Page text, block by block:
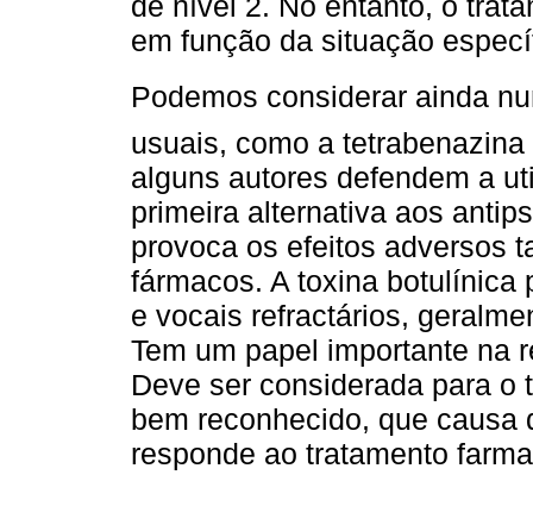
em função da situação
Podemos considerar ainda
usuais, como a
alguns autores defendem a
primeira alternativa aos
provoca os efeitos adversos
fármacos. A toxina botulínica
e vocais refractários,
Tem um papel importante na
Deve ser considerada para
bem reconhecido, que
responde ao tratamento